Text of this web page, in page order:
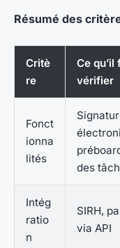
Résumé des
Critè
re
Ce qu’il
vérifier
Fonct
ionna
lités
des
Intég
ratio
n
SIRH,
via API